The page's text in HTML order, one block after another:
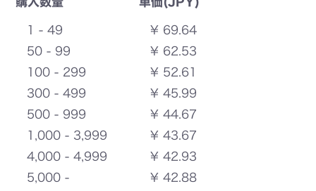
1 - 49
¥ 69.64
50 - 99
¥ 62.53
100 - 299
¥ 52.61
300 - 499
¥ 45.99
500 - 999
¥ 44.67
1,000 - 3,999
¥ 43.67
4,000 - 4,999
¥ 42.93
5,000 -
¥ 42.88